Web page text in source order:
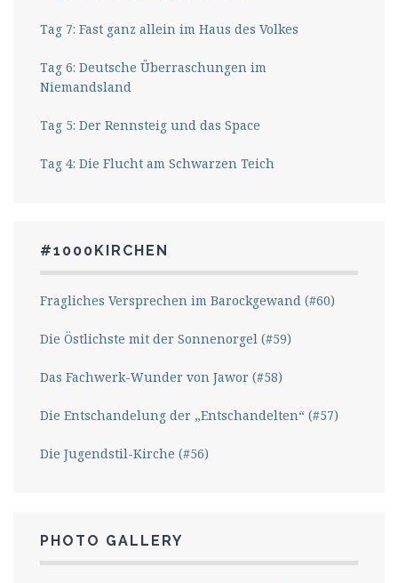
Tag 7: Fast ganz allein im Haus des Volkes
Tag 6: Deutsche Überraschungen im
Niemandsland
Tag 5: Der Rennsteig und das Space
Tag 4: Die Flucht am Schwarzen Teich
#1000KIRCHEN
Fragliches Versprechen im Barockgewand (#60)
Die Östlichste mit der Sonnenorgel (#59)
Das Fachwerk-Wunder von Jawor (#58)
Die Entschandelung der „Entschandelten“ (#57)
Die Jugendstil-Kirche (#56)
PHOTO GALLERY